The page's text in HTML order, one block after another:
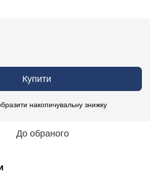
Купити
накопичувальну знижку
До обраного